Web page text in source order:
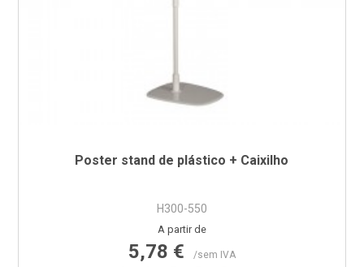
Poster stand de plástico + Caixilho
H300-550
Preço
A partir de
5,78 € /sem IVA